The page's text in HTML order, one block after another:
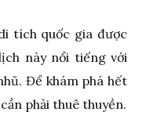
tích quốc gia được
này nổi tiếng với
Để khám phá hết
phải thuê thuyền.